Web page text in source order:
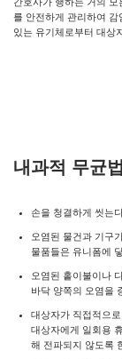
를 안전하게 관리하여
있는 유기체로부터 대상
내과적 무균
손을 청결하게 씻는
오염된 물건과 기구
물품들은 유니폼에
오염된 홑이불이나
바닥 양쪽의 오염을
대상자가 직접적으
대상자에게 일회용
해 전파되지 않도록